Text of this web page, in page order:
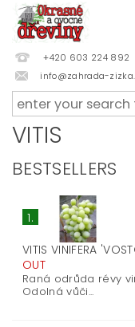
+420 603 224 892
info@zahrada-
VITIS
BESTSELLERS
1.
VITIS VINIFERA
OUT
Raná odrůda révy
Odolná vůči...